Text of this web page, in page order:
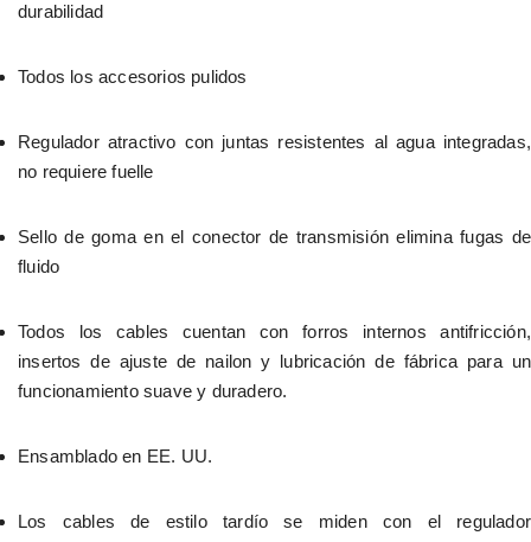
durabilidad
Todos los accesorios pulidos
Regulador atractivo con juntas resistentes al agua integradas,
no requiere fuelle
Sello de goma en el conector de transmisión elimina fugas de
fluido
Todos los cables cuentan con forros internos antifricción,
insertos de ajuste de nailon y lubricación de fábrica para un
funcionamiento suave y duradero.
Ensamblado en EE. UU.
Los cables de estilo tardío se miden con el regulador